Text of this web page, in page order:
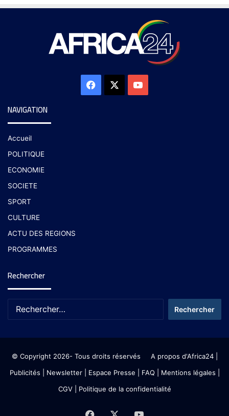
NAVIGATION
Accueil
POLITIQUE
ECONOMIE
SOCIETE
SPORT
CULTURE
ACTU DES REGIONS
PROGRAMMES
Rechercher
© Copyright 2026- Tous droits réservés A propos d'Africa24|
Publicités
Newsletter| Espace Presse | FAQ | Mentions légales
CGV| Politique de la confidentialité